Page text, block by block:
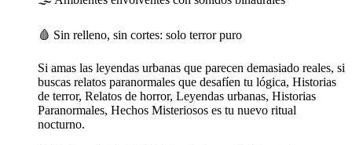
🩸 Sin relleno, sin cortes: solo terror puro
Si amas las leyendas urbanas que parecen demasiado reales, si
buscas relatos paranormales que desafíen tu lógica, Historias
de terror, Relatos de horror, Leyendas urbanas, Historias
Paranormales, Hechos Misteriosos es tu nuevo ritual
nocturno.